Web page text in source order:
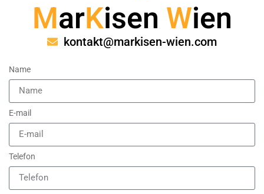
MarKisen Wien
kontakt@markisen-wien.com
Name
E-mail
Telefon